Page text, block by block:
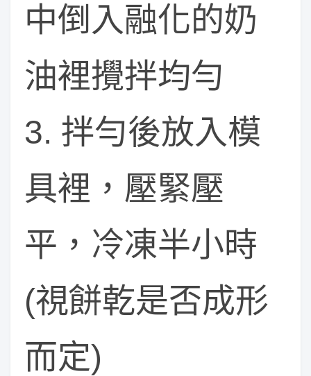
中倒入融化的奶
油裡攪拌均勻
3. 拌勻後放入模
具裡，壓緊壓
平，冷凍半小時
(視餅乾是否成形
而定)